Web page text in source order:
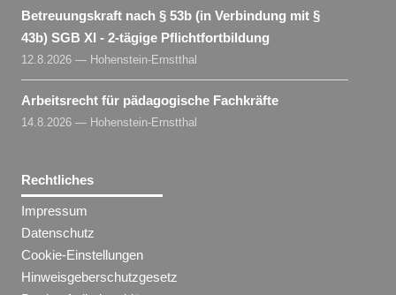
Betreuungskraft nach § 53b (in Verbindung mit §
43b) SGB XI - 2-tägige Pflichtfortbildung
12.8.2026 — Hohenstein-Ernstthal
Arbeitsrecht für pädagogische Fachkräfte
14.8.2026 — Hohenstein-Ernstthal
Rechtliches
Impressum
Datenschutz
Cookie-Einstellungen
Hinweisgeberschutzgesetz